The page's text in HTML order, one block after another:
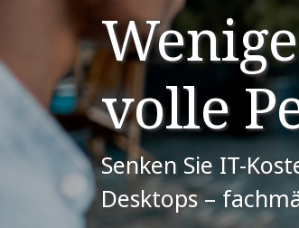
volle
Senken Sie IT-
Desktops –